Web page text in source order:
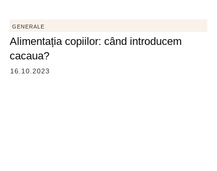
GENERALE
Alimentația copiilor: când introducem
cacaua?
16.10.2023